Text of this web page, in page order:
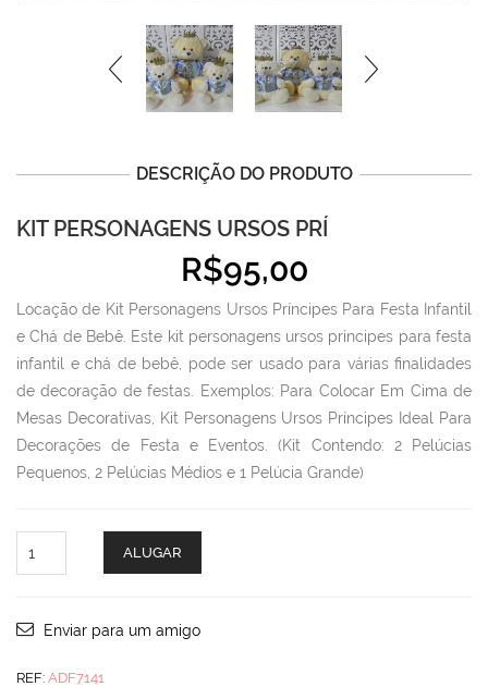
DESCRIÇÃO DO PRODUTO
KIT PERSONAGENS URSOS PRÍ
R$95,00
Locação de Kit Personagens Ursos Príncipes Para Festa Infantil
e Chá de Bebê. Este kit personagens ursos príncipes para festa
infantil e chá de bebê, pode ser usado para várias finalidades
de decoração de festas. Exemplos: Para Colocar Em Cima de
Mesas Decorativas, Kit Personagens Ursos Príncipes Ideal Para
Decorações de Festa e Eventos. (Kit Contendo: 2 Pelúcias
Pequenos, 2 Pelúcias Médios e 1 Pelúcia Grande)
Personagens
quantity
ALUGAR
Enviar para um amigo
REF: ADF7141